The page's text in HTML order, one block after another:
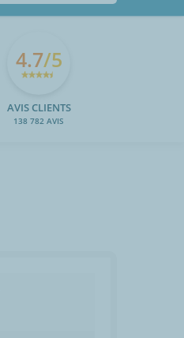
4.7/5
AVIS CLIENTS
138 782 AVIS